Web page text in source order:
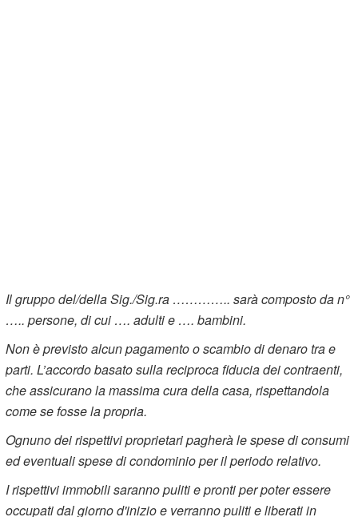
Il gruppo del/della Sig./Sig.ra ………….. sarà composto da n°
….. persone, di cui …. adulti e …. bambini.
Non è previsto alcun pagamento o scambio di denaro tra e
parti. L’accordo basato sulla reciproca fiducia dei contraenti,
che assicurano la massima cura della casa, rispettandola
come se fosse la propria.
Ognuno dei rispettivi proprietari pagherà le spese di consumi
ed eventuali spese di condominio per il periodo relativo.
I rispettivi immobili saranno puliti e pronti per poter essere
occupati dal giorno d'inizio e verranno puliti e liberati in